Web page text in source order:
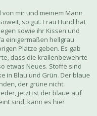
mir und meinem Mann
so gut. Frau Hund hat
sowie ihr Kissen und
einigermaßen hellgrau
Plätze geben. Es gab
dass die krallenbewehrte
etwas Neues. Stoffe sind
in Blau und Grün. Der blaue
der grüne nicht.
jetzt ist der blaue auf
sind, kann es hier